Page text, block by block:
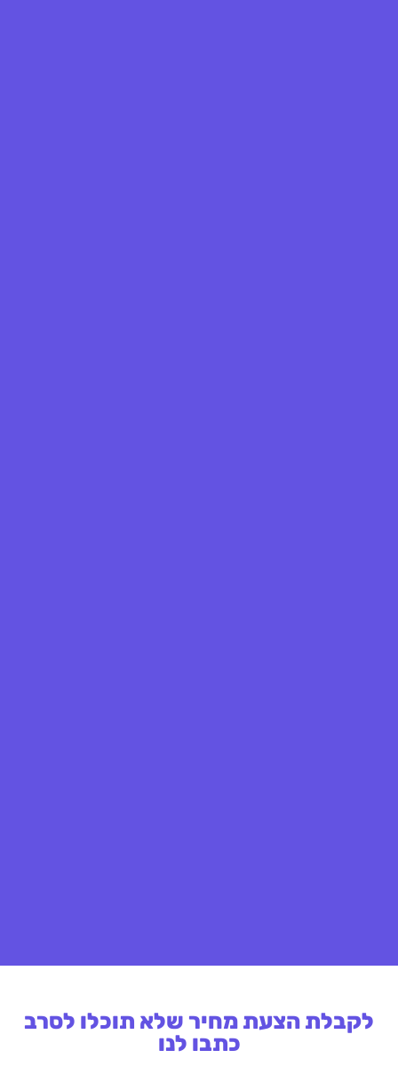
לקבלת הצעת מחיר שלא תוכלו לסרב
כתבו לנו